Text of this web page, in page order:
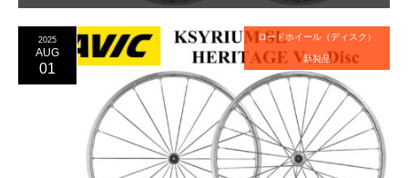
2025
AUG
01
ロードホイール（ディスク）
新製品